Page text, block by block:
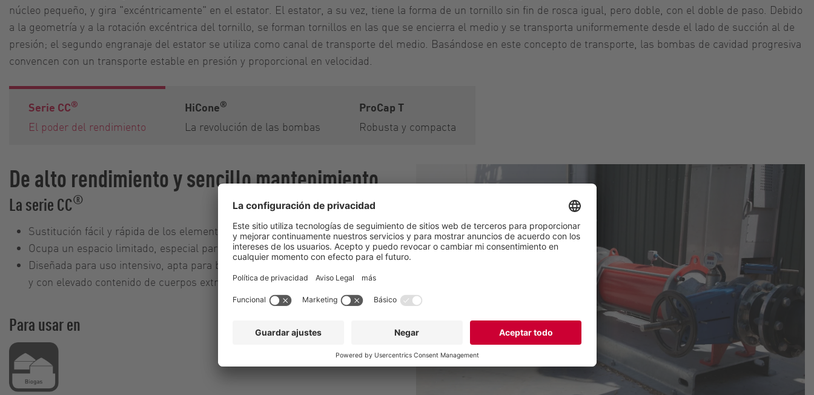
núcleo pequeño, y gira "excéntricamente" en el estator. El estator, a su vez, tiene la forma de un tornillo sin fin de rosca igual, pero doble, con el doble de paso. Debido
a la geometría y a la rotación excéntrica del tornillo, se forman tornillos en las que se encierra el medio y se transporta uniformemente desde el lado de succión al de
presión; el segundo engranaje del estator se utiliza como canal de transporte del medio. Basándose en este concepto de transporte, las bombas de cavidad progresiva
convencen con un transporte estable en presión y proporcional en velocidad.
Serie CC®
El poder del rendimiento
HiCone®
La revolución de las bombas
ProCap T
Robusta y compacta
De alto rendimiento y sencillo mantenimiento
La serie CC®
Sustitución fácil y rápida de los elementos de bombeo
Ocupa un espacio limitado, especial para servicio y mantenimiento
Diseñada para uso intensivo, apta para bombear medios muy abrasivos
y con elevado contenido de cuerpos extraños
Para usar en